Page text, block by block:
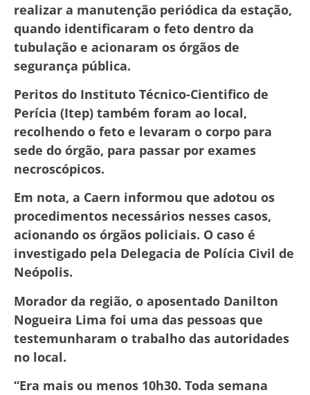
realizar a manutenção periódica da estação,
quando identificaram o feto dentro da
tubulação e acionaram os órgãos de
segurança pública.
Peritos do Instituto Técnico-Cientifico de
Perícia (Itep) também foram ao local,
recolhendo o feto e levaram o corpo para
sede do órgão, para passar por exames
necroscópicos.
Em nota, a Caern informou que adotou os
procedimentos necessários nesses casos,
acionando os órgãos policiais. O caso é
investigado pela Delegacia de Polícia Civil de
Neópolis.
Morador da região, o aposentado Danilton
Nogueira Lima foi uma das pessoas que
testemunharam o trabalho das autoridades
no local.
“Era mais ou menos 10h30. Toda semana